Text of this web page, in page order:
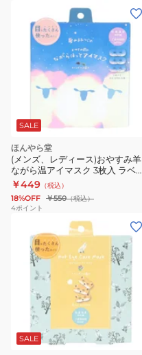
SALE
ほんやら堂
(メンズ、レディース)おやすみ羊
ながら温アイマスク 3枚入 ラベン
ダーの香り RLK38665
￥449 （税込）
18%OFF ￥550（税込）
4ポイント
SALE